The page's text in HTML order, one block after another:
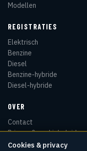
Cookies & privacy
Modellen
REGISTRATIES
Elektrisch
Benzine
Diesel
Benzine-hybride
Diesel-hybride
OVER
Contact
Privacy & cookiebeleid
Disclaimer